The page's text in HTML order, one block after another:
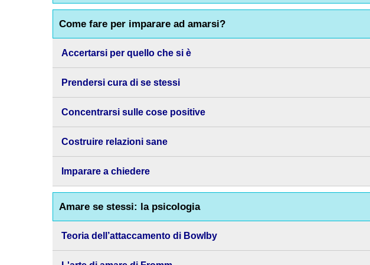
Come fare per imparare ad amarsi?
Accertarsi per quello che si è
Prendersi cura di se stessi
Concentrarsi sulle cose positive
Costruire relazioni sane
Imparare a chiedere
Amare se stessi: la psicologia
Teoria dell’attaccamento di Bowlby